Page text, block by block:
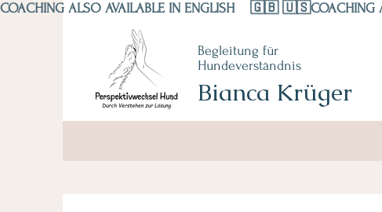
Begleitung für
Hundeverständnis
Bianca Krüger
COACHING ALSO AVAILABLE IN ENGLISH    🇬🇧 🇺🇸